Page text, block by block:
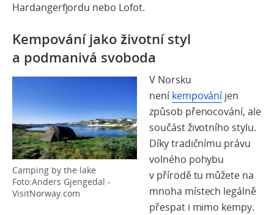
Hardangerfjordu nebo Lofot.
Kempování jako životní styl
a podmanivá svoboda
Camping by the lake
Foto:Anders Gjengedal -
VisitNorway.com
V Norsku
neníkempováníjen
způsob přenocování, ale
součást životního stylu.
Díkytradičnímu právu
volného pohybu
v přírodě tu můžete na
mnoha místech legálně
přespat i mimo kempy.